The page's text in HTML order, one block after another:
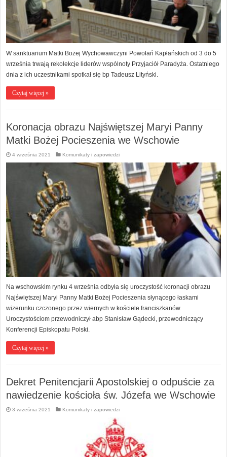
W sanktuarium Matki Bożej Wychowawczyni Powołań Kapłańskich od 3 do 5
września trwają rekolekcje liderów wspólnoty Przyjaciół Paradyża. Ostatniego
dnia z ich uczestnikami spotkał się bp Tadeusz Lityński.
Czytaj więcej »
Koronacja obrazu Najświętszej Maryi Panny
Matki Bożej Pocieszenia we Wschowie
4 września 2021 Komunikaty i zapowiedzi
Na wschowskim rynku 4 września odbyła się uroczystość koronacji obrazu
Najświętszej Maryi Panny Matki Bożej Pocieszenia słynącego łaskami
wizerunku czczonego przez wiernych w kościele franciszkanów.
Uroczystościom przewodniczył abp Stanisław Gądecki, przewodniczący
Konferencji Episkopatu Polski.
Czytaj więcej »
Dekret Penitencjarii Apostolskiej o odpuście za
nawiedzenie kościoła św. Józefa we Wschowie
3 września 2021 Komunikaty i zapowiedzi